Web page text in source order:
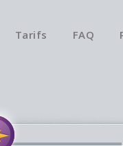
Tarifs FAQ